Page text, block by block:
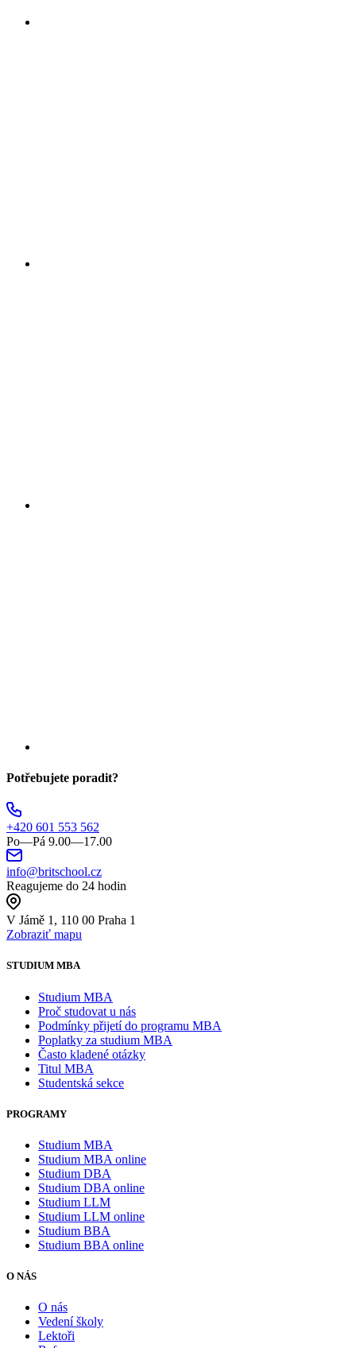
Potřebujete poradit?
+420 601 553 562
Po—Pá 9.00—17.00
info@britschool.cz
Reagujeme do 24 hodin
V Jámě 1, 110 00 Praha 1
Zobraziť mapu
STUDIUM MBA
Studium MBA
Proč studovat u nás
Podmínky přijetí do programu MBA
Poplatky za studium MBA
Často kladené otázky
Titul MBA
Studentská sekce
PROGRAMY
Studium MBA
Studium MBA online
Studium DBA
Studium DBA online
Studium LLM
Studium LLM online
Studium BBA
Studium BBA online
O NÁS
O nás
Vedení školy
Lektoři